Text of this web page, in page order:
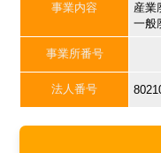
事業内容
産業
一般
事業所番号
法人番号